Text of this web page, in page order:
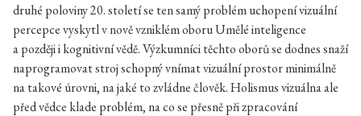
druhé poloviny 20. století se ten samý problém uchopení vizuální
percepce vyskytl v nově vzniklém oboru Umělé inteligence
a později i kognitivní vědě. Výzkumníci těchto oborů se dodnes snaží
naprogramovat stroj schopný vnímat vizuální prostor minimálně
na takové úrovni, na jaké to zvládne člověk. Holismus vizuálna ale
před vědce klade problém, na co se přesně při zpracování